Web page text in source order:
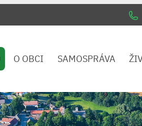
O OBCI SAMOSPRÁVA